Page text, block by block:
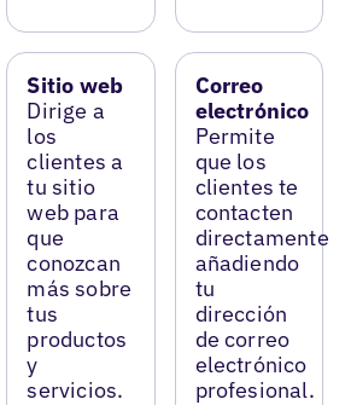
Sitio web
Dirige a
los
clientes a
tu sitio
web para
que
conozcan
más sobre
tus
productos
y
servicios.
Correo
electrónico
Permite
que los
clientes te
contacten
directamente
añadiendo
tu
dirección
de correo
electrónico
profesional.